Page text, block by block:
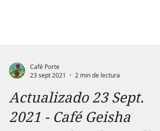
23 sept 2021
2 min de lectura
Actualizado 23 Sept.